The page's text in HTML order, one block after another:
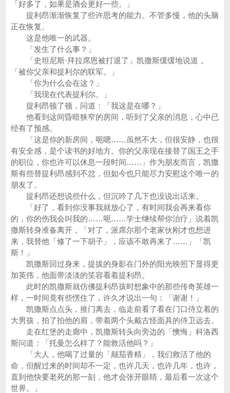
「好多了，如果是酒会更好一些。」
提利昂渐渐恢复了些许思考的能力。不管多慢，他的头脑
正在恢复。
这是他唯一的武器。
「发生了什么事？」
「史坦尼斯·拜拉席恩被打退了」凯撒斯缓缓地说道，
「被你父亲和提利尔的联军。」
「你为什么会在这？」
「我现在代表提利尔。」
提利昂顿了顿，问道：「我这是在哪？」
他看到这间昏暗狭窄的房间，听到了父亲的消息，心中已
经有了预感。
「这是你的新房间，呃嗯……虽然不大，但很安静，也很
有安全感，是个读书的好地方。你的父亲现在接替了国王之手
的职位，你也许可以休息一段时间……」作为朋友而言，凯撒
斯有些替提利昂感到不忿，但如今也只能尽力安慰这个唯一的
朋友了。
提利昂还想说些什么，但沉吟了几下也没说出话来。
「好了，看到你没事我就放心了，有时间我会再来看你
的，你的伤我会叫我的……呃……学士继续帮你治疗」说着凯
撒斯转身准备离开，「对了，派席尔那个老家伙刚才也想进
来，我替他「修了一下胡子」，应该不敢再来了……」「凯
斯！」
凯撒斯回过身来，提拔的身影在门外的阳光映照下显得更
加英伟，他面带淡淡的笑容看着提利昂。
此时的凯撒斯就仿佛提利昂孩时想象中的那些传奇英雄一
样，一时间竟有些愣住了，许久才说出一句：「谢谢！」
凯撒斯点点头，推门离去，临走前看了看在门口侍立着的
大男孩，拍了拍他的肩，带着两个头戴古怪面具的侍卫远去。
走在红堡的走廊中，凯撒斯转头向旁边的「懊悔」科洛西
斯问道：「托曼怎么样了？能救活他吗？」
「大人，他喝了过量的「颠茄香精」，我们救活了他的
命，但醒过来的时间却不一定，也许几天，也许几年，也许，
直到他快要老死的那一刻，他才会张开眼睛，最后看一次这个
世界。」